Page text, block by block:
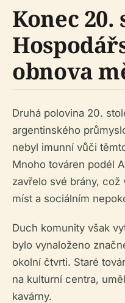
Konec
obnova
Druhá polovina 20.
argentinského
nebyl imunní vůči
Mnoho továren podél
zavřelo své brány,
míst a sociálním
Duch komunity však
bylo vynaloženo
okolní čtvrti. Staré
na kulturní centra,
kavárny.